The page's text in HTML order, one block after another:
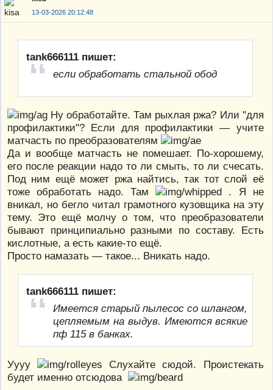
13-03-2026 20:12:48
tank666111 пишет:
если обработать стальной обод
Ну обработайте. Там рыхлая ржа? Или "для
профилактики"? Если для профилактики — учите
матчасть по преобразователям
Да и вообще матчасть не помешает. По-хорошему,
его после реакции надо то ли смыть, то ли счесать.
Под ним ещё может ржа найтись, так тот слой её
тоже обработать надо. Там
. Я не
вникал, но бегло читал грамотного кузовщика на эту
тему. Это ещё молчу о том, что преобразователи
бывают принципиально разными по составу. Есть
кислотные, а есть какие-то ещё.
Просто намазать — такое... Вникать надо.
tank666111 пишет:
Имеется старый пылесос со шлангом,
цепляемым на выдув. Имеются всякие
пф 115 в банках.
Уууу
Слухайте сюдой. Проистекать
будет именно отсюдова